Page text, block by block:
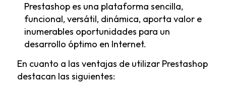
Prestashop es una plataforma sencilla,
funcional, versátil, dinámica, aporta valor e
inumerables oportunidades para un
desarrollo óptimo en Internet.
En cuanto a las ventajas de utilizar Prestashop
destacan las siguientes: